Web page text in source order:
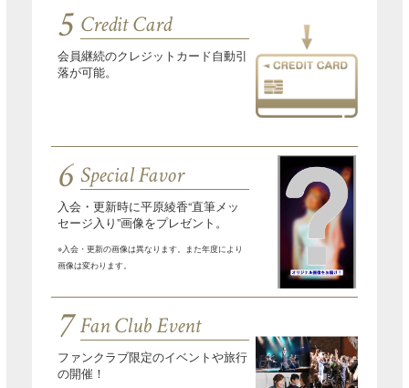
5 Credit Card
会員継続のクレジットカード自動引
落が可能。
6 Special Favor
入会・更新時に平原綾香“直筆メッ
セージ入り”画像をプレゼント。
※入会・更新の画像は異なります。また年度により
画像は変わります。
7 Fan Club Event
ファンクラブ限定のイベントや旅行
の開催！